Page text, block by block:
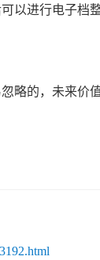
以进行电子档
略的，未来价